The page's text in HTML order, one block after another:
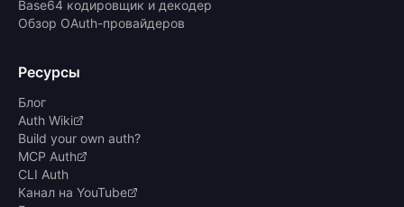
Base64 кодировщик и декодер
Обзор OAuth-провайдеров
Ресурсы
Блог
Auth Wiki
Build your own auth?
MCP Auth
CLI Auth
Канал на YouTube